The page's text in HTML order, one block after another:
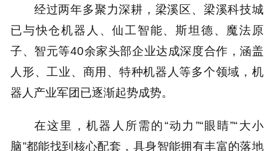
经过两年多聚力深耕，梁溪区、梁溪科技城
已与快仓机器人、仙工智能、斯坦德、魔法原
子、智元等40余家头部企业达成深度合作，涵盖
人形、工业、商用、特种机器人等多个领域，机
器人产业军团已逐渐起势成势。
在这里，机器人所需的“动力”“眼睛”“大小
脑”都能找到核心配套，具身智能拥有丰富的落地